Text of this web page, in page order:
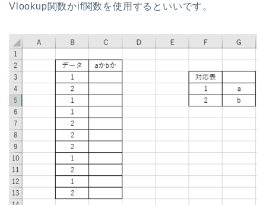
Vlookup関数かif関数を使用するといいです。